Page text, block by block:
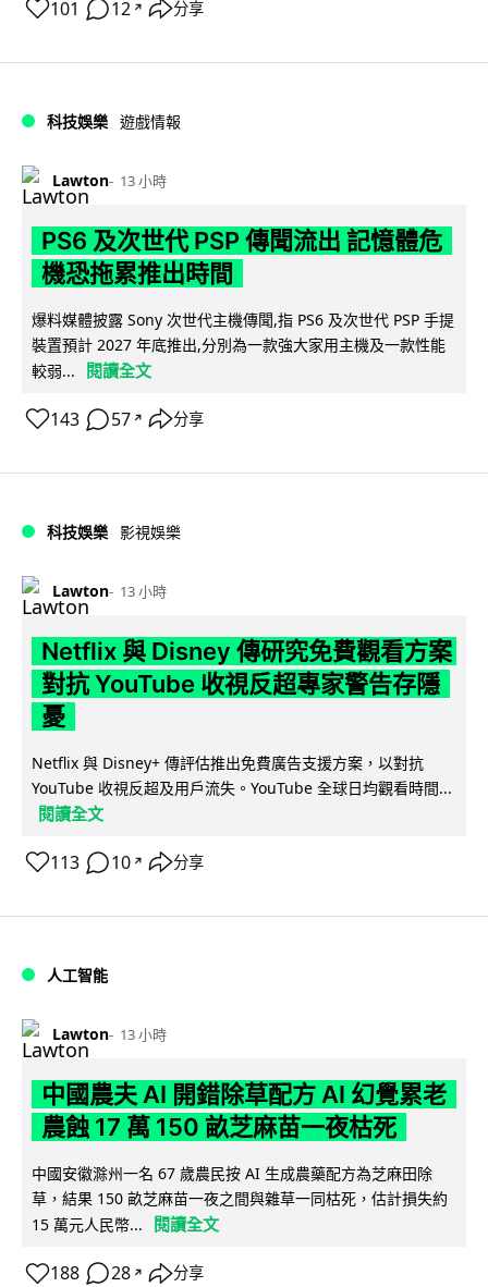
101 12 ↗ 分享
科技娛樂 遊戲情報
Lawton 13 小時
PS6 及次世代 PSP 傳聞流出 記憶體危
機恐拖累推出時間
爆料媒體披露 Sony 次世代主機傳聞,指 PS6 及次世代 PSP 手提
裝置預計 2027 年底推出,分別為一款強大家用主機及一款性能
較弱...
閱讀全文
143 57 ↗ 分享
科技娛樂 影視娛樂
Lawton 13 小時
Netflix 與 Disney 傳研究免費觀看方案
對抗 YouTube 收視反超專家警告存隱
憂
Netflix 與 Disney+ 傳評估推出免費廣告支援方案，以對抗
YouTube 收視反超及用戶流失。YouTube 全球日均觀看時間...
閱讀全文
113 10 ↗ 分享
人工智能
Lawton 13 小時
中國農夫 AI 開錯除草配方 AI 幻覺累老
農蝕 17 萬 150 畝芝麻苗一夜枯死
中國安徽滁州一名 67 歲農民按 AI 生成農藥配方為芝麻田除
草，結果 150 畝芝麻苗一夜之間與雜草一同枯死，估計損失約
15 萬元人民幣...
閱讀全文
188 28 ↗ 分享